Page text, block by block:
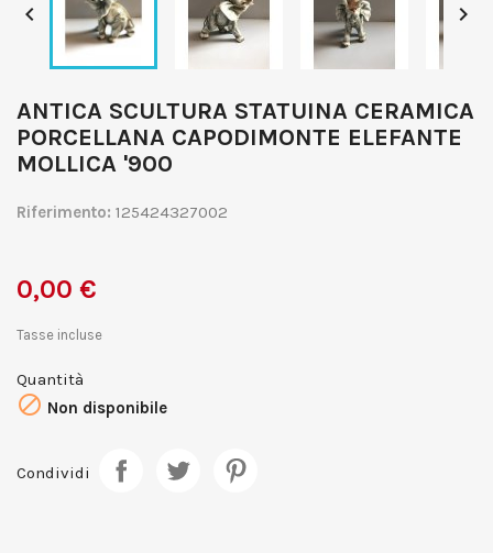
 
ANTICA SCULTURA STATUINA CERAMICA
PORCELLANA CAPODIMONTE ELEFANTE
MOLLICA '900
Riferimento: 125424327002
0,00 €
Tasse incluse
Quantità
 Non disponibile
Condividi